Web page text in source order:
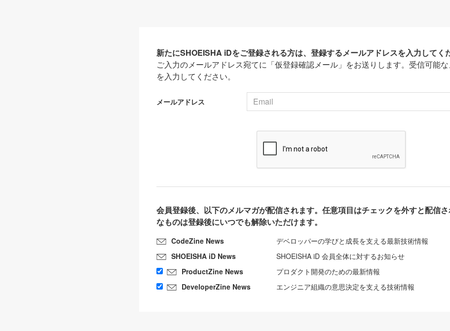
新たにSHOEISHA iDをご登録される方は、登録するメールアドレスを入力してく
ご入力のメールアドレス宛てに「仮登録確認メール」をお送りします。受信可能
を入力してください。
メールアドレス
会員登録後、以下のメルマガが配信されます。任意項目はチェックを外すと配信
なものは登録後にいつでも解除いただけます。
CodeZine News
デベロッパーの学びと成長を支える最新技術情報
SHOEISHA iD News
SHOEISHA iD 会員全体に対するお知らせ
ProductZine News
プロダクト開発のための最新情報
DeveloperZine News
エンジニア組織の意思決定を支える技術情報